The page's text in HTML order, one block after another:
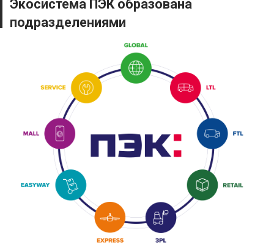
Экосистема ПЭК образована
подразделениями